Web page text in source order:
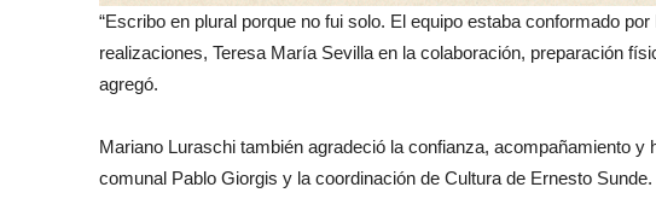
“Escribo en plural porque no fui solo. El equipo estaba conformado
realizaciones, Teresa María Sevilla en la colaboración, preparación
agregó.
Mariano Luraschi también agradeció la confianza, acompañamiento y
comunal Pablo Giorgis y la coordinación de Cultura de Ernesto Sunde.